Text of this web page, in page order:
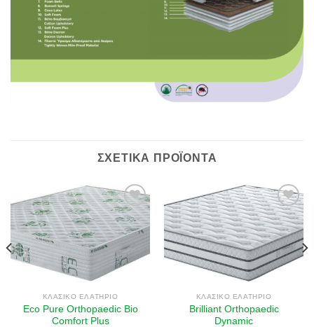
ΣΧΕΤΙΚΆ ΠΡΟΪΌΝΤΑ
Πρόσθήκη
στην λίστα
επιθυμιών
ΚΛΑΣΙΚΌ ΕΛΑΤΉΡΙΟ
Eco Pure Orthopaedic Bio
Comfort Plus
Πρόσθήκη
στην λίστα
επιθυμιών
ΚΛΑΣΙΚΌ ΕΛΑΤΉΡΙΟ
Brilliant Orthopaedic
Dynamic